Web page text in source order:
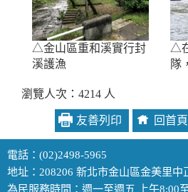
△金山區重和溪實行封
溪護漁
△
隊
瀏覽人次：4214 人
友善列印 回首頁
電話：(02)2498-5965
地址：208206 新北市金山區金美里中
為民服務時間：週一至週五 上午8:00